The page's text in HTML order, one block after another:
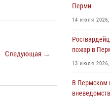
Следующая →
30 июля 2026,
28 июля 2026,
при
группы в
Перми
14 июля
пожар в
13 июля
В Пермском